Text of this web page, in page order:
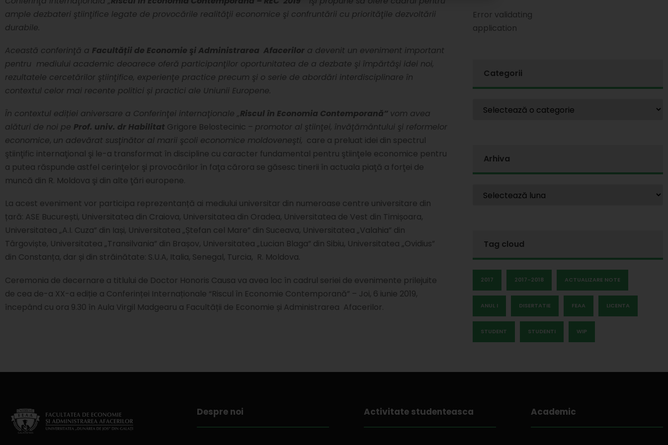
ample dezbateri ştiinţifice legate de provocările realităţii economice şi confruntării cu priorităţile dezvoltării
durabile.
Această conferinţă a Facultății de Economie şi Administrarea Afacerilor a devenit un eveniment important
pentru mediului academic deoarece oferă participanţilor oportunitatea de a dezbate şi împărtăşi idei noi,
rezultatele cercetărilor ştiinţifice, experienţe practice precum şi o serie de abordări interdisciplinare în
contextul celor mai recente politici și practici ale Uniunii Europene.
În contextul ediției aniversare a Conferinţei internaţionale „Riscul în Economia Contemporană” vom avea
alături de noi pe Prof. univ. dr Habilitat Grigore Belostecinic – promotor al ştiinţei, învăţământului şi refor­melor
economice, un adevărat susţinător al marii şcoli economice moldoveneşti, care a preluat idei din spectrul
ştiinţific internaţional şi le-a transformat în discipline cu caracter fundamental pentru ştiinţele economice pentru
a putea răspunde astfel cerinţelor şi provocărilor în faţa cărora se găsesc tinerii în actuala piaţă a forţei de
muncă din R. Moldova şi din alte ţări europene.
La acest eveniment vor participa reprezentanță ai mediului universitar din numeroase centre universitare din
țară: ASE București, Universitatea din Craiova, Universitatea din Oradea, Universitatea de Vest din Timișoara,
Universitatea „A.I. Cuza” din Iași, Universitatea „Ștefan cel Mare” din Suceava, Universitatea „Valahia” din
Târgoviște, Universitatea „Transilvania” din Brașov, Universitatea „Lucian Blaga” din Sibiu, Universitatea „Ovidius”
din Constanța, dar și din străinătate: S.U.A, Italia, Senegal, Turcia, R. Moldova.
Ceremonia de decernare a titlului de Doctor Honoris Causa va avea loc în cadrul seriei de evenimente prilejuite
de cea de-a XX-a ediție a Conferinței Internaționale “Riscul în Economie Contemporană” – Joi, 6 iunie 2019,
începând cu ora 9.30 în Aula Virgil Madgearu a Facultății de Economie și Administrarea Afacerilor.
Error validating
application
Categorii
Arhiva
Tag cloud
2017 2017-2018 ACTUALIZARE NOTE
ANUL I DISERTATIE FEAA LICENTA
STUDENT STUDENTI WIP
Despre noi Activitate studenteasca Academic